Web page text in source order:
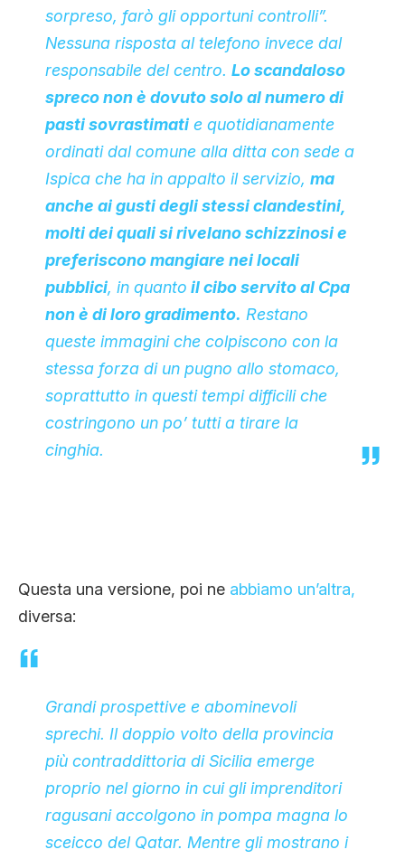
sorpreso, farò gli opportuni controlli”.
Nessuna risposta al telefono invece dal
responsabile del centro. Lo scandaloso
spreco non è dovuto solo al numero di
pasti sovrastimati e quotidianamente
ordinati dal comune alla ditta con sede a
Ispica che ha in appalto il servizio, ma
anche ai gusti degli stessi clandestini,
molti dei quali si rivelano schizzinosi e
preferiscono mangiare nei locali
pubblici, in quanto il cibo servito al Cpa
non è di loro gradimento. Restano
queste immagini che colpiscono con la
stessa forza di un pugno allo stomaco,
soprattutto in questi tempi difficili che
costringono un po’ tutti a tirare la
cinghia.
Questa una versione, poi ne abbiamo un’altra,
diversa:
Grandi prospettive e abominevoli
sprechi. Il doppio volto della provincia
più contraddittoria di Sicilia emerge
proprio nel giorno in cui gli imprenditori
ragusani accolgono in pompa magna lo
sceicco del Qatar. Mentre gli mostrano i